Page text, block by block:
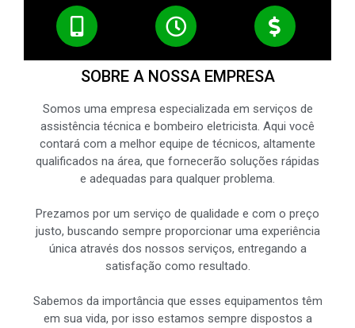
SOBRE A NOSSA EMPRESA
Somos uma empresa especializada em serviços de
assistência técnica e bombeiro eletricista. Aqui você
contará com a melhor equipe de técnicos, altamente
qualificados na área, que fornecerão soluções rápidas
e adequadas para qualquer problema.
Prezamos por um serviço de qualidade e com o preço
justo, buscando sempre proporcionar uma experiência
única através dos nossos serviços, entregando a
satisfação como resultado.
Sabemos da importância que esses equipamentos têm
em sua vida, por isso estamos sempre dispostos a